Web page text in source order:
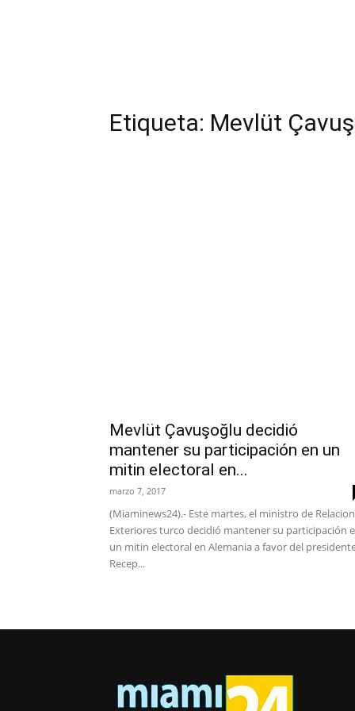
Etiqueta: Mevlüt
Mevlüt Çavuşoğlu decidió
mantener su participación en un
mitin electoral en...
marzo 7, 2017
(Miaminews24).- Este martes, el ministro de
Exteriores turco decidió mantener su participación
un mitin electoral en Alemania a favor del
Recep...